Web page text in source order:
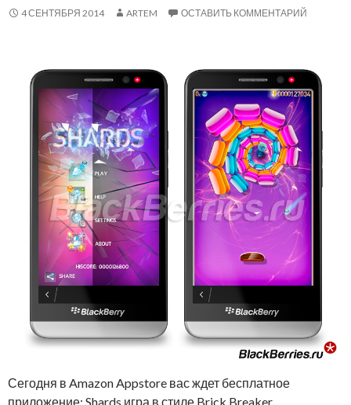
4 СЕНТЯБРЯ 2014 ARTEM ОСТАВИТЬ КОММЕНТАРИЙ
Сегодня в Amazon Appstore вас ждет бесплатное
приложение: Shards игра в стиле Brick Breaker.